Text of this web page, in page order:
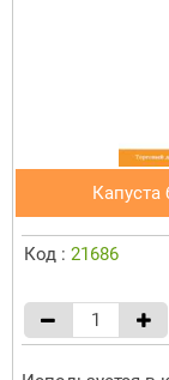
Капуста
Код : 21686